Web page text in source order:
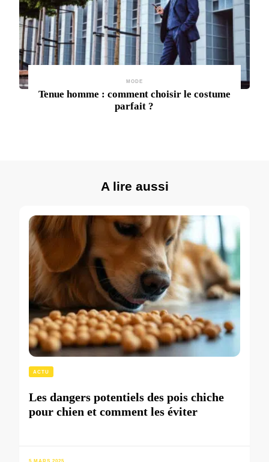
MODE
Tenue homme : comment choisir le costume
parfait ?
A lire aussi
ACTU
Les dangers potentiels des pois chiche
pour chien et comment les éviter
5 MARS 2025